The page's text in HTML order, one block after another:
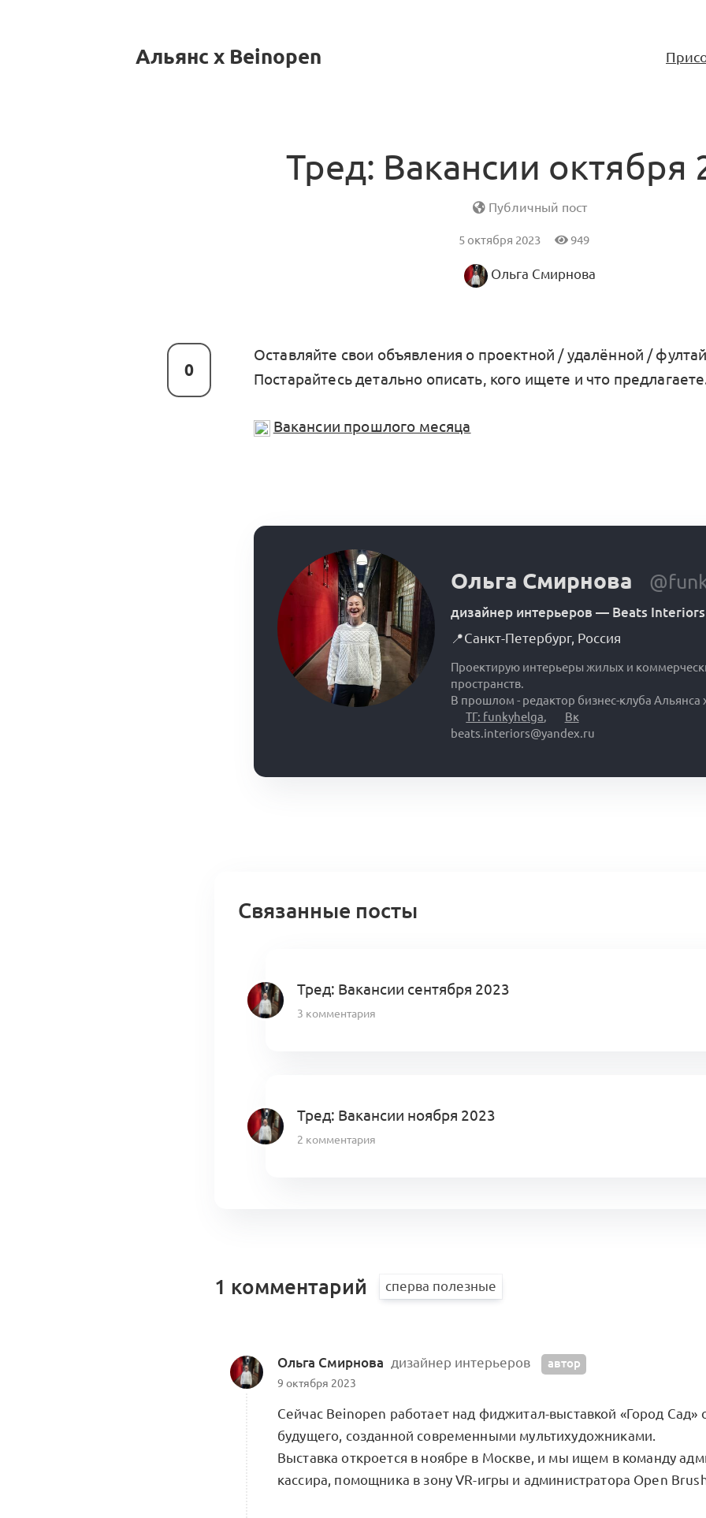
Альянс x Beinopen
Тред: Вакансии октября
Публичный пост
5 октября 2023 949
Ольга Смирнова
0
Оставляйте свои объявления о проектной / удалённой /
Постарайтесь детально описать, кого ищете и что
Вакансии прошлого месяца
Ольга Смирнова
дизайнер интерьеров — Beats Interiors
📍Санкт-Петербург, Россия
Проектирую интерьеры жилых и
пространств.
В прошлом - редактор бизнес-клуба Альянса
ТГ: funkyhelga,
Вк
beats.interiors@yandex.ru
Связанные посты
Тред: Вакансии сентября 2023
3 комментария
Тред: Вакансии ноября 2023
2 комментария
1 комментарий
Ольга Смирнова дизайнер интерьеров автор
9 октября 2023
Сейчас Beinopen работает над фиджитал-выставкой «Город Сад»
будущего, созданной современными мультихудожниками.
Выставка откроется в ноябре в Москве, и мы ищем в команду
кассира, помощника в зону VR-игры и администратора Open